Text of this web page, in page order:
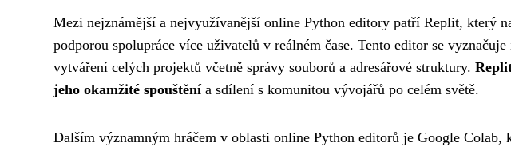
Mezi nejznámější a nejvyužívanější online Python editory patří Replit, který
podporou spolupráce více uživatelů v reálném čase. Tento editor se
vytváření celých projektů včetně správy souborů a adresářové struktury.
jeho okamžité spouštěnía sdílení s komunitou vývojářů po celém světě.
Dalším významným hráčem v oblasti online Python editorů je Google Colab,